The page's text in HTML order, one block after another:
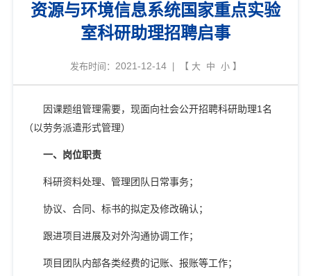
资源与环境信息系统国家重点实验
室科研助理招聘启事
发布时间： 2021-12-14| 【 大 中 小】
因课题组管理需要，现面向社会公开招聘科研助理1 名
（以劳务派遣形式管理）
一、岗位职责
科研资料处理、管理团队日常事务；
协议、合同、标书的拟定及修改确认；
跟进项目进展及对外沟通协调工作；
项目团队内部各类经费的记账、报账等工作；